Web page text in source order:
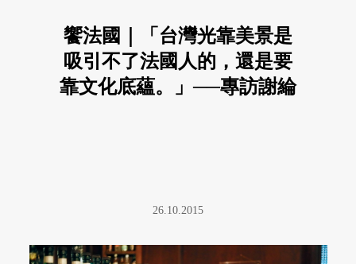
饗法國｜「台灣光靠美景是
吸引不了法國人的，還是要
靠文化底蘊。」──專訪謝綸
26.10.2015